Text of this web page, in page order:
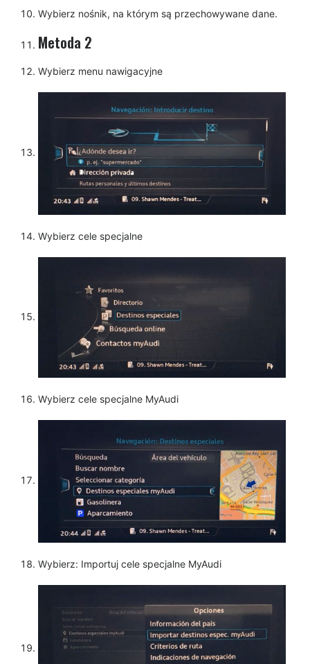
Wybierz nośnik, na którym są przechowywane dane.
Metoda 2
Wybierz menu nawigacyjne
Wybierz cele specjalne
Wybierz cele specjalne MyAudi
Wybierz: Importuj cele specjalne MyAudi